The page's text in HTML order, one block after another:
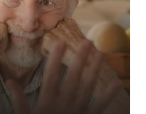
octem. Účinně
a zanechává